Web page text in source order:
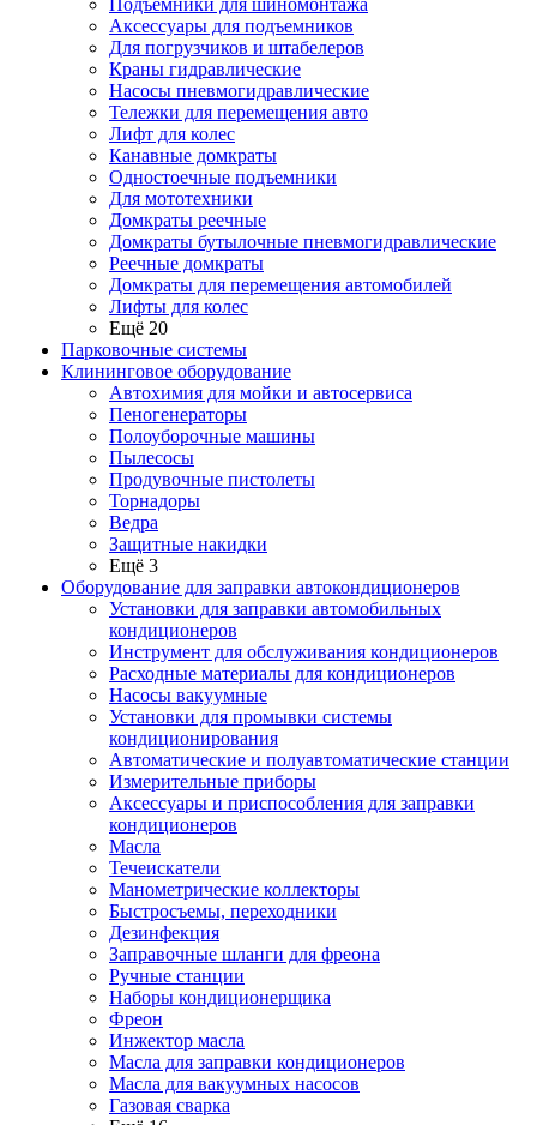
Подъемники для шиномонтажа
Аксессуары для подъемников
Для погрузчиков и штабелеров
Краны гидравлические
Насосы пневмогидравлические
Тележки для перемещения авто
Лифт для колес
Канавные домкраты
Одностоечные подъемники
Для мототехники
Домкраты реечные
Домкраты бутылочные пневмогидравлические
Реечные домкраты
Домкраты для перемещения автомобилей
Лифты для колес
Ещё 20
Парковочные системы
Клининговое оборудование
Автохимия для мойки и автосервиса
Пеногенераторы
Полоуборочные машины
Пылесосы
Продувочные пистолеты
Торнадоры
Ведра
Защитные накидки
Ещё 3
Оборудование для заправки автокондиционеров
Установки для заправки автомобильных
кондиционеров
Инструмент для обслуживания кондиционеров
Расходные материалы для кондиционеров
Насосы вакуумные
Установки для промывки системы
кондиционирования
Автоматические и полуавтоматические станции
Измерительные приборы
Аксессуары и приспособления для заправки
кондиционеров
Масла
Течеискатели
Манометрические коллекторы
Быстросъемы, переходники
Дезинфекция
Заправочные шланги для фреона
Ручные станции
Наборы кондиционерщика
Фреон
Инжектор масла
Масла для заправки кондиционеров
Масла для вакуумных насосов
Газовая сварка